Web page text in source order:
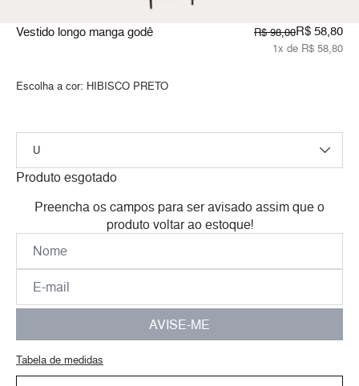
Vestido longo manga godê R$ 98,00R$ 58,80
1x de R$ 58,80
Escolha a cor: HIBISCO PRETO
Produto esgotado
Preencha os campos para ser avisado assim que o
produto voltar ao estoque!
AVISE-ME
Tabela de medidas